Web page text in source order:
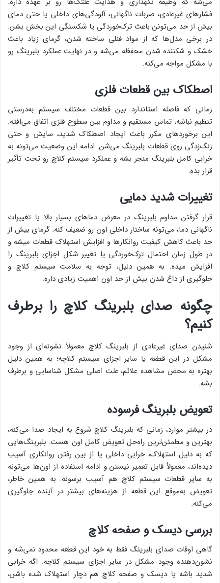
فشارهای غیرعادی، ضربات ناگهانی، آلودگی‌های داخلی یا حتی دمای
بیش از حد می‌تونن باعث ترک‌خوردگی یا شکستگی این بخش بشن.
در برخی مدل‌ها که از مواد فنلی ساخته شدن، گرمای زیاد باعث
خشک و شکننده شدن محفظه می‌شه و در نهایت عملکرد بلبرینگ رو
با مشکل مواجه می‌کنه.
اصطکاک بین قطعات فلزی
زمانی که فاصله استاندارد بین قطعات مختلف سیستم به‌درستی
تنظیم نباشه، تماس مستقیم و مداوم بین سطوح فلزی اتفاق می‌افته.
این برخوردهای مکرر باعث ایجاد اصطکاک شدید، سایش و حتی
زنگ‌زدگی روی قطعات بلبرینگ می‌شن. ادامه این وضعیت می‌تونه به
خرابی کامل بلبرینگ منجر بشه و عملکرد سیستم کلاچ رو تحت تأثیر
قرار بده.
تغییرات شدید دمایی
قرار گرفتن مداوم بلبرینگ در معرض دماهای بسیار بالا یا تغییرات
ناگهانی دما، می‌تونه ساختار داخلی اون رو ضعیف کنه. گرمای بیش از
حد باعث کاهش کیفیت روانکارها و افزایش استهلاک قطعات میشه و
در طول زمان احتمال ترک‌خوردگی یا تغییر شکل اجزای بلبرینگ را
افزایش میده. به همین دلیل، توجه به سلامت سیستم کلاچ و
جلوگیری از داغ شدن بیش از حد اون اهمیت زیادی داره.
چگونه صدای بلبرینگ کلاچ را برطرف
کنیم؟
شنیدن صدای غیرعادی از بلبرینگ کلاچ معمولاً نشونه‌ای از وجود
مشکل در این قطعه یا سایر اجزای سیستم کلاچه؛ به همین دلیل
بهتره به محض مشاهده علائم، علت اصلی مشکل شناسایی و برطرف
بشه.
تعویض بلبرینگ فرسوده
در بیشتر موارد، زمانی که بلبرینگ کلاچ شروع به ایجاد صدا می‌کنه،
بهترین و مطمئن‌ترین راه‌حل تعویض کامل اون هست. بلبرینگ‌هایی
که به دلیل استهلاک، خرابی داخلی یا از بین رفتن روانکاری آسیب
دیده‌اند، معمولاً قابل تعمیر نیستن و ادامه استفاده از اون‌ها می‌تونه
به سایر قطعات سیستم کلاچ هم آسیب برسونه. به همین خاطر،
تعویض به‌موقع این قطعه از هزینه‌های بیشتر در آینده جلوگیری
می‌کنه.
بررسی دیسک و صفحه کلاچ
گاهی اوقات صدای بلبرینگ فقط به خود این قطعه محدود نمی‌شه و
نشون‌دهنده وجود مشکل در سایر اجزای سیستم کلاچه. اگه خرابی
شدید باشه یا دیسک و صفحه کلاچ هم دچار استهلاک شده باشن،